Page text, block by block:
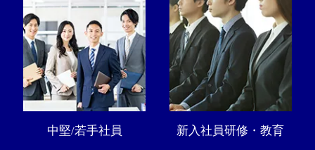
中堅/若手社員 新入社員研修・教育